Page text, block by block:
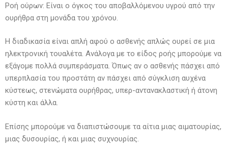
Ροή ούρων: Είναι ο όγκος του αποβαλλόμενου υγρού από την
ουρήθρα στη μονάδα του χρόνου.
Η διαδικασία είναι απλή αφού ο ασθενής απλώς ουρεί σε μια
ηλεκτρονική τουαλέτα. Ανάλογα με το είδος ροής μπορούμε να
εξάγομε πολλά συμπεράσματα. Όπως αν ο ασθενής πάσχει από
υπερπλασία του προστάτη αν πάσχει από σύγκλιση αυχένα
κύστεως, στενώματα ουρήθρας, υπερ-αντανακλαστική ή άτονη
κύστη και άλλα.
Επίσης μπορούμε να διαπιστώσουμε τα αίτια μιας αιματουρίας,
μιας δυσουρίας, ή και μιας συχνουρίας.